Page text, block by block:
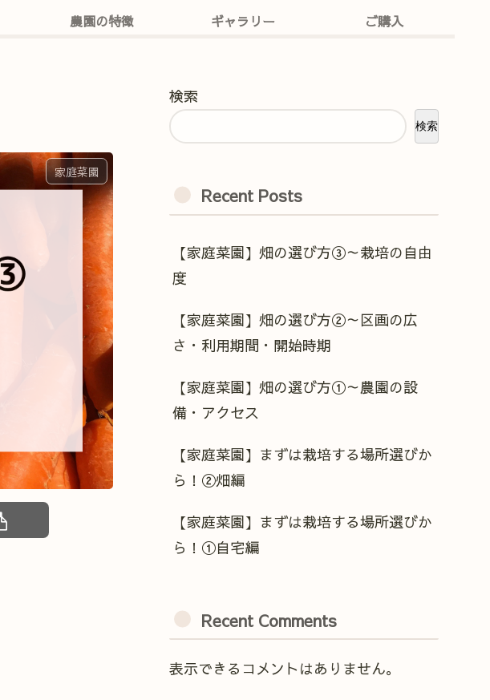
農園の特徴 ギャラリー ご購入
家庭菜園
検索
検索
Recent Posts
【家庭菜園】畑の選び方③～栽培の自由
度
【家庭菜園】畑の選び方②～区画の広
さ・利用期間・開始時期
【家庭菜園】畑の選び方①～農園の設
備・アクセス
【家庭菜園】まずは栽培する場所選びか
ら！②畑編
【家庭菜園】まずは栽培する場所選びか
ら！①自宅編
Recent Comments
表示できるコメントはありません。